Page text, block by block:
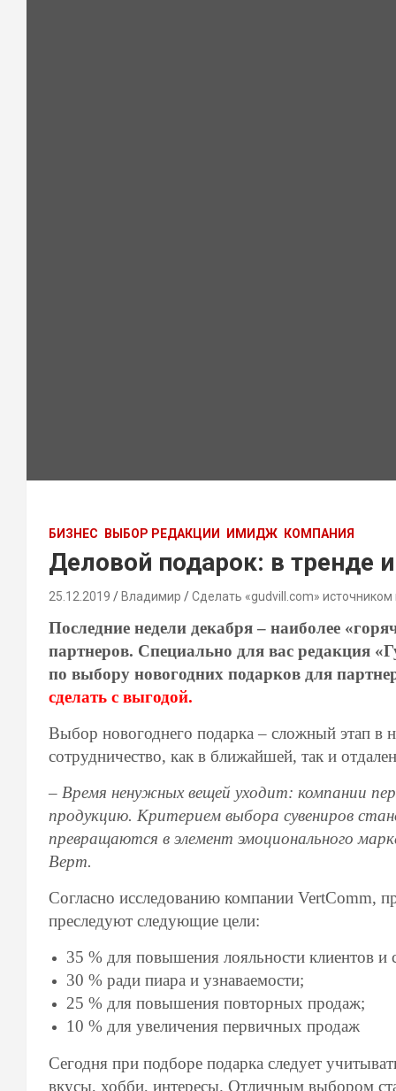
БИЗНЕС ВЫБОР РЕДАКЦИИ ИМИДЖ КОМПАНИЯ
Деловой подарок: в тренде
25.12.2019 Владимир Сделать «gudvill.com» источником
Последние недели декабря – наиболее
партнеров. Специально для вас редакция
по выбору новогодних подарков для
сделать с выгодой.
Выбор новогоднего подарка – сложный этап в
сотрудничество, как в ближайшей, так и
– Время ненужных вещей уходит: компании
продукцию. Критерием выбора сувениров
превращаются в элемент эмоционального
Верт.
Согласно исследованию компании VertComm,
преследуют следующие цели:
35 % для повышения лояльности клиентов и
30 % ради пиара и узнаваемости;
25 % для повышения повторных продаж;
10 % для увеличения первичных продаж
Сегодня при подборе подарка следует
вкусы, хобби, интересы. Отличным выбором